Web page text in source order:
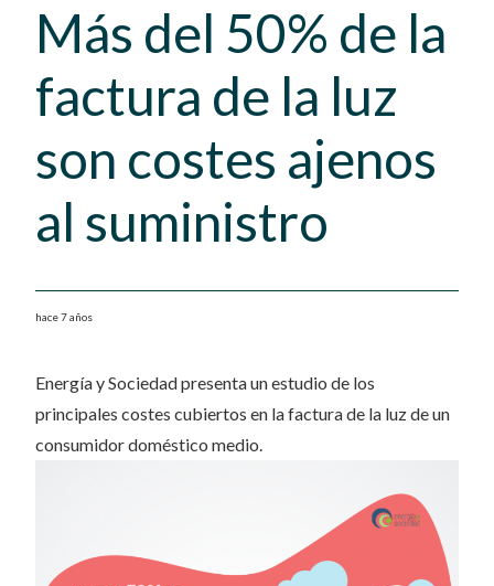
Más del 50% de la
factura de la luz
son costes ajenos
al suministro
hace 7 años
Energía y Sociedad presenta un estudio de los
principales costes cubiertos en la factura de la luz de un
consumidor doméstico medio.